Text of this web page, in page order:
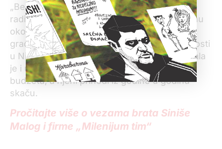
„Beogradu na vodi“. Osim toga, kompanija je
radila gasifikaciju Smedereva i Grocka vrednu
oko 60 miliona evra, a nedavno je dobila da
gradi stanove za pripadnike službi bezbednosti
u Nišu i Vranju za 15 miliona evra. Učestvovala
je i u desetinama drugih poslova plaćenih iz
budžeta, a njeni prihodi iz godine u godinu
skaču.
Pročitajte više o vezama brata Siniše
Malog i firme „Milenijum tim“